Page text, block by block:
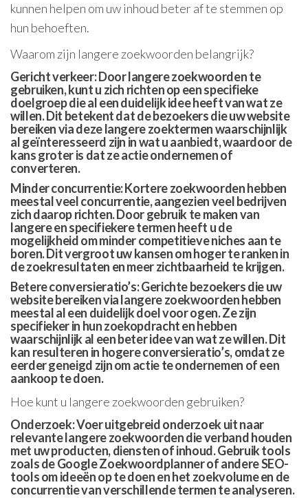
kunnen helpen om uw inhoud beter af te stemmen op
hun behoeften.
Waarom zijn langere zoekwoorden belangrijk?
Gericht verkeer: Door langere zoekwoorden te
gebruiken, kunt u zich richten op een specifieke
doelgroep die al een duidelijk idee heeft van wat ze
willen. Dit betekent dat de bezoekers die uw website
bereiken via deze langere zoektermen waarschijnlijk
al geïnteresseerd zijn in wat u aanbiedt, waardoor de
kans groter is dat ze actie ondernemen of
converteren.
Minder concurrentie: Kortere zoekwoorden hebben
meestal veel concurrentie, aangezien veel bedrijven
zich daarop richten. Door gebruik te maken van
langere en specifiekere termen heeft u de
mogelijkheid om minder competitieve niches aan te
boren. Dit vergroot uw kansen om hoger te ranken in
de zoekresultaten en meer zichtbaarheid te krijgen.
Betere conversieratio’s: Gerichte bezoekers die uw
website bereiken via langere zoekwoorden hebben
meestal al een duidelijk doel voor ogen. Ze zijn
specifieker in hun zoekopdracht en hebben
waarschijnlijk al een beter idee van wat ze willen. Dit
kan resulteren in hogere conversieratio’s, omdat ze
eerder geneigd zijn om actie te ondernemen of een
aankoop te doen.
Hoe kunt u langere zoekwoorden gebruiken?
Onderzoek: Voer uitgebreid onderzoek uit naar
relevante langere zoekwoorden die verband houden
met uw producten, diensten of inhoud. Gebruik tools
zoals de Google Zoekwoordplanner of andere SEO-
tools om ideeën op te doen en het zoekvolume en de
concurrentie van verschillende termen te analyseren.